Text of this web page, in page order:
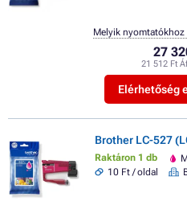
27
21 512 Ft
Elérhetőség
Melyik nyomtatókhoz
Brother LC-527
Raktáron 1 db
10 Ft / oldal